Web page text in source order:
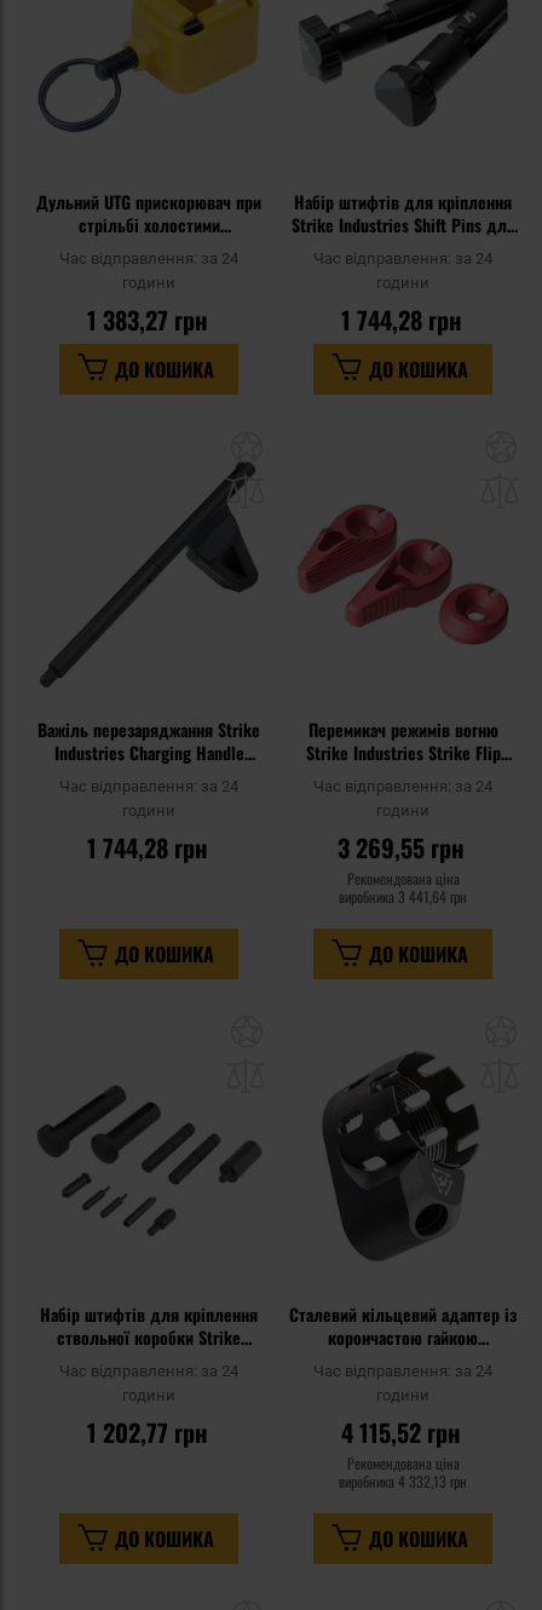
Дульний UTG прискорювач при
стрільбі холостими
боєприпасами для AR15 Gen III
- Yellow
Час відправлення: за 24
години
1 383,27 грн
ДО КОШИКА
Набір штифтів для кріплення
Strike Industries Shift Pins для
гвинтівок AR15 - Black
Час відправлення: за 24
години
1 744,28 грн
ДО КОШИКА
уподобань
Важіль перезаряджання Strike
Industries Charging Handle
Medium для пістолетів CZ
Scorpion EVO 3 - Black
Час відправлення: за 24
години
1 744,28 грн
ДО КОШИКА
Перемикач режимів вогню
Strike Industries Strike Flip
Switch для гвинтівок AR - Red
Час відправлення: за 24
години
3 269,55 грн
Рекомендована ціна
виробника 3 441,64 грн
ДО КОШИКА
уподобань
Набір штифтів для кріплення
ствольної коробки Strike
Industries Lower Receiver Pin
Kit для гвинтівок AR15 - Black
Час відправлення: за 24
години
1 202,77 грн
ДО КОШИКА
Сталевий кільцевий адаптер із
корончастою гайкою
направляючої прикладу Strike
Industries Enhanced Castle Nut
& Extended End Plate для
гвинтівок AR - Black
Час відправлення: за 24
години
4 115,52 грн
Рекомендована ціна
виробника 4 332,13 грн
ДО КОШИКА